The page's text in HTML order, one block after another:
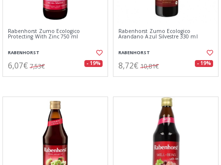
Rabenhorst Zumo Ecologico
Protecting With Zinc 750 ml
RABENHORST
6,07€ 7,53€ - 19%
Rabenhorst Zumo Ecologico
Arandano Azul Silvestre 330 ml
RABENHORST
8,72€ 10,81€ - 19%